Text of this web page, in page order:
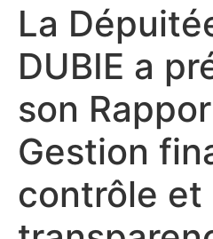
La
DUBIE a
son
Gestion
contrôle et